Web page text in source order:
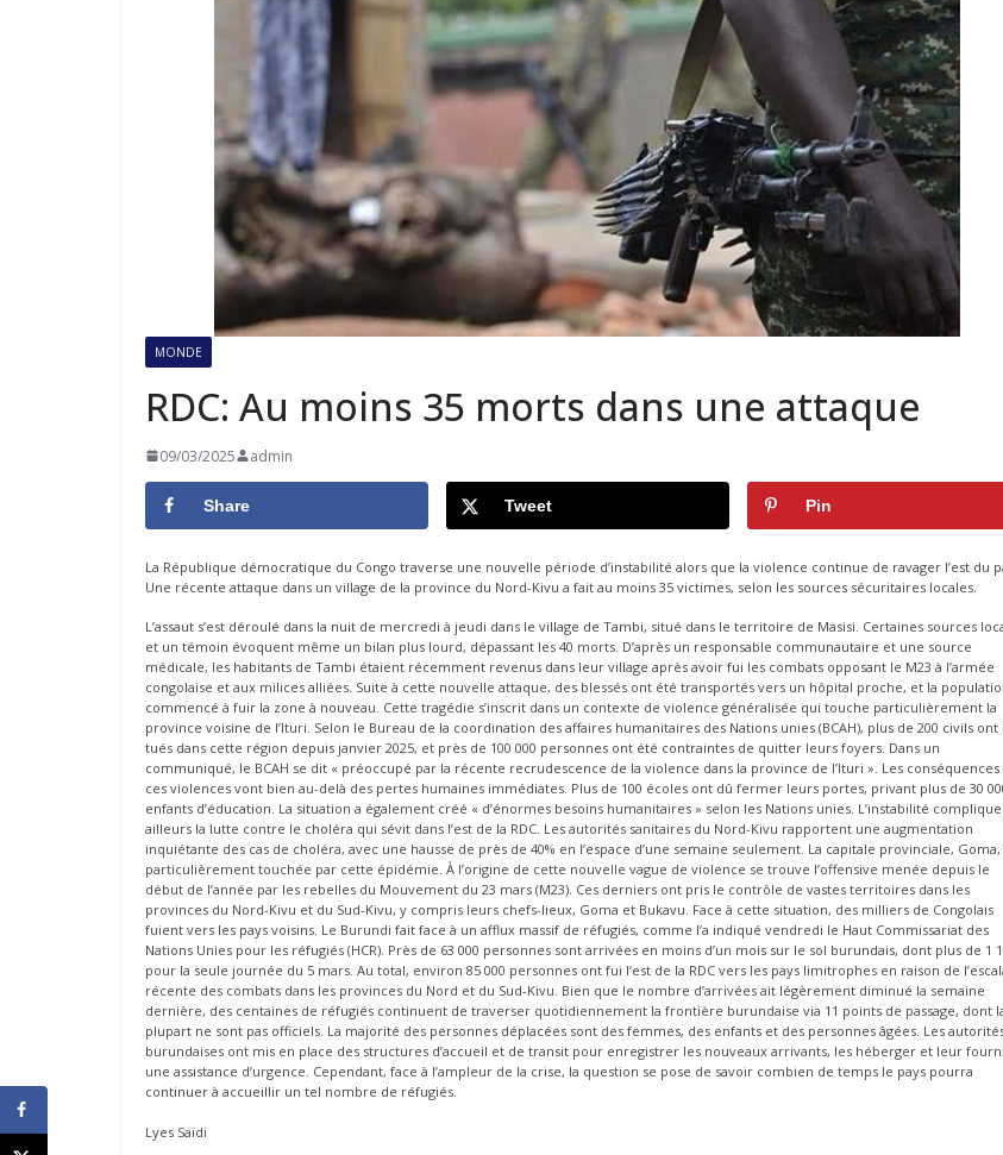
MONDE
RDC: Au moins 35 morts dans une attaque
09/03/2025 admin
Share Tweet Pin
La République démocratique du Congo traverse une nouvelle période d’instabilité alors que la violence continue de ravager l’est du
Une récente attaque dans un village de la province du Nord-Kivu a fait au moins 35 victimes, selon les sources sécuritaires locales.
L’assaut s’est déroulé dans la nuit de mercredi à jeudi dans le village de Tambi, situé dans le territoire de Masisi. Certaines sources
et un témoin évoquent même un bilan plus lourd, dépassant les 40 morts. D’après un responsable communautaire et une source
médicale, les habitants de Tambi étaient récemment revenus dans leur village après avoir fui les combats opposant le M23 à l’armée
congolaise et aux milices alliées. Suite à cette nouvelle attaque, des blessés ont été transportés vers un hôpital proche, et la
commencé à fuir la zone à nouveau. Cette tragédie s’inscrit dans un contexte de violence généralisée qui touche particulièrement la
province voisine de l’Ituri. Selon le Bureau de la coordination des affaires humanitaires des Nations unies (BCAH), plus de 200 civils ont
tués dans cette région depuis janvier 2025, et près de 100 000 personnes ont été contraintes de quitter leurs foyers. Dans un
communiqué, le BCAH se dit « préoccupé par la récente recrudescence de la violence dans la province de l’Ituri ». Les conséquences
ces violences vont bien au-delà des pertes humaines immédiates. Plus de 100 écoles ont dû fermer leurs portes, privant plus de 30
enfants d’éducation. La situation a également créé « d’énormes besoins humanitaires » selon les Nations unies. L’instabilité
ailleurs la lutte contre le choléra qui sévit dans l’est de la RDC. Les autorités sanitaires du Nord-Kivu rapportent une augmentation
inquiétante des cas de choléra, avec une hausse de près de 40% en l’espace d’une semaine seulement. La capitale provinciale,
particulièrement touchée par cette épidémie. À l’origine de cette nouvelle vague de violence se trouve l’offensive menée depuis le
début de l’année par les rebelles du Mouvement du 23 mars (M23). Ces derniers ont pris le contrôle de vastes territoires dans les
provinces du Nord-Kivu et du Sud-Kivu, y compris leurs chefs-lieux, Goma et Bukavu. Face à cette situation, des milliers de Congolais
fuient vers les pays voisins. Le Burundi fait face à un afflux massif de réfugiés, comme l’a indiqué vendredi le Haut Commissariat des
Nations Unies pour les réfugiés (HCR). Près de 63 000 personnes sont arrivées en moins d’un mois sur le sol burundais, dont plus de 1
pour la seule journée du 5 mars. Au total, environ 85 000 personnes ont fui l’est de la RDC vers les pays limitrophes en raison de
récente des combats dans les provinces du Nord et du Sud-Kivu. Bien que le nombre d’arrivées ait légèrement diminué la semaine
dernière, des centaines de réfugiés continuent de traverser quotidiennement la frontière burundaise via 11 points de passage, dont
plupart ne sont pas officiels. La majorité des personnes déplacées sont des femmes, des enfants et des personnes âgées. Les
burundaises ont mis en place des structures d’accueil et de transit pour enregistrer les nouveaux arrivants, les héberger et leur
une assistance d’urgence. Cependant, face à l’ampleur de la crise, la question se pose de savoir combien de temps le pays pourra
continuer à accueillir un tel nombre de réfugiés.
Lyes Saïdi